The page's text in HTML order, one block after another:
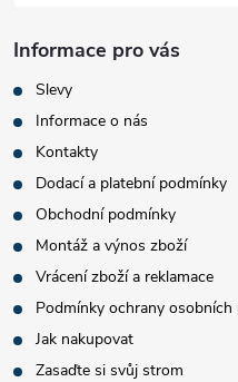
Informace pro vás
Slevy
Informace o nás
Kontakty
Dodací a platební podmínky
Obchodní podmínky
Montáž a výnos zboží
Vrácení zboží a reklamace
Podmínky ochrany osobních
Jak nakupovat
Zasaďte si svůj strom